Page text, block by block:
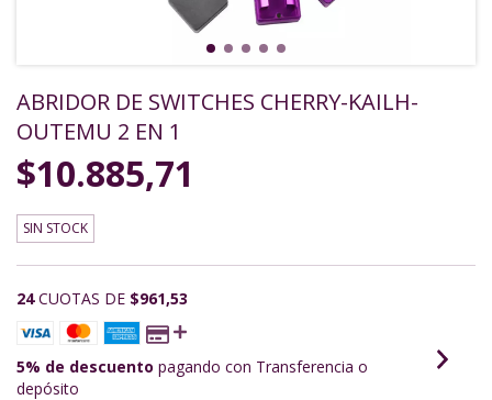
ABRIDOR DE SWITCHES CHERRY-KAILH-
OUTEMU 2 EN 1
$10.885,71
SIN STOCK
24 CUOTAS DE $961,53
5% de descuento pagando con Transferencia o
depósito